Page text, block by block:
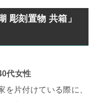
彫刻置物 共箱」
代女性
を片付けている際に、